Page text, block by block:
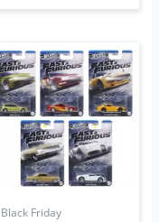
Black Friday